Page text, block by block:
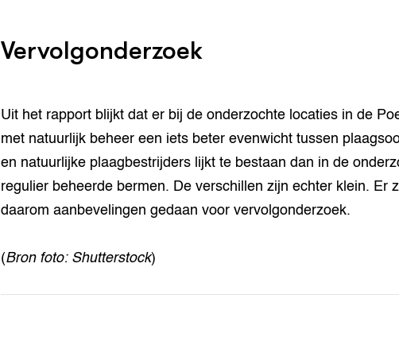
Vervolgonderzoek
Uit het rapport blijkt dat er bij de onderzochte locaties in de
met natuurlijk beheer een iets beter evenwicht tussen
en natuurlijke plaagbestrijders lijkt te bestaan dan in de
regulier beheerde bermen. De verschillen zijn echter klein. Er
daarom aanbevelingen gedaan voor vervolgonderzoek.
(Bron foto: Shutterstock)